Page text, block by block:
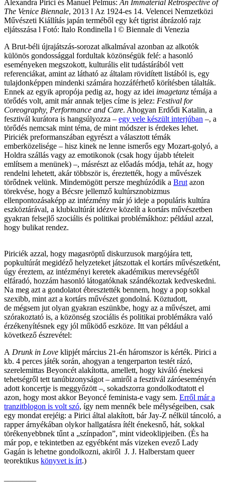
Alexandra Pirici és Manuel Pelmus: An Immaterial Retrospective of
The Venice Biennale, 2013 l Az 1924-es 14. Velencei Nemzetközi
Művészeti Kiállítás japán terméből egy két tigrist ábrázoló rajz
eljátsszása l Fotó: Italo Rondinella l © Biennale di Venezia
A Brut-béli újrajátszás-sorozat alkalmával azonban az alkotók
különös gondossággal fordultak közönségük felé: a hasonló
eseményeken megszokott, kulturális elit tudástárából vett
referenciákat, amint az látható az általam rövidített listából is, egy
tulajdonképpen mindenki számára hozzáférhető körítésben tálalták.
Ennek az egyik apropója pedig az, hogy az idei imagetanz témája a
törődés volt, amit már annak teljes címe is jelez: Festival for
Coreography, Performance and Care. Ahogyan Erdődi Katalin, a
fesztivál kurátora is hangsúlyozza – egy vele készült interjúban –, a
törődés nemcsak mint téma, de mint módszer is érdekes lehet.
Piriciék preformanszában egyrészt a választott témák
emberközelisége – hisz kinek ne lenne ismerős egy Mozart-golyó, a
Holdra szállás vagy az emotikonok (csak hogy újabb tételeit
említsem a menünek) –, másrészt az előadás módja, tehát az, hogy
rendelni lehetett, akár többször is, éreztették, hogy a művészek
törődnek velünk. Mindemögött persze meghúzódik a Brut azon
törekvése, hogy a Bécsre jellemző kultúrsznobizmus
ellenpontozásaképp az intézmény már jó ideje a populáris kultúra
eszköztárával, a klubkultúrát idézve közelít a kortárs művészetben
gyakran felsejlő szociális és politikai problémákhoz: például azzal,
hogy bulikat rendez.
Piriciék azzal, hogy magasröptű diskurzusok margójára tett,
popkultúrát megidéző helyzeteket játszottak el kortárs művészetként,
úgy éreztem, az intézményi keretek akadémikus merevségétől
elfáradó, hozzám hasonló látogatóknak szándékoztak kedveskedni.
Na meg azt a gondolatot ébresztették bennem, hogy a pop sokkal
szexibb, mint azt a kortárs művészet gondolná. Köztudott,
de mégsem jut olyan gyakran eszünkbe, hogy az a művészet, ami
szórakoztató is, a közönség szociális és politikai problémákra való
érzékenyítésnek egy jól működő eszköze. Itt van például a
következő észrevétel:
A Drunk in Love klipjét március 21-én háromszor is kérték. Pirici a
kb. 4 perces játék során, ahogyan a tengerparton testét rázó,
szerelemittas Beyoncét alakította, amellett, hogy kiváló énekesi
tehetségről tett tanúbizonyságot – amiről a fesztivál záróeseményén
adott koncertje is meggyőzött –, sokadszorra gondolkodtatott el
azon, hogy most akkor Beyoncé feminista-e vagy sem. Erről már a
tranzitblogon is volt szó, így nem mennék bele mélységeiben, csak
egy mondat erejéig: a Pirici által alakított, bár Jay-Z nélkül táncoló, a
rapper árnyékában olykor hallgatásra ítélt énekesnő, hát, sokkal
törékenyebbnek tűnt a „színpadon”, mint videoklipjeiben. (És ha
már pop, e tekintetben az egyébként más vizeken evező Lady
Gagán is lehetne gondolkozni, akiről J. J. Halberstam queer
teorektikus könyvet is írt.)